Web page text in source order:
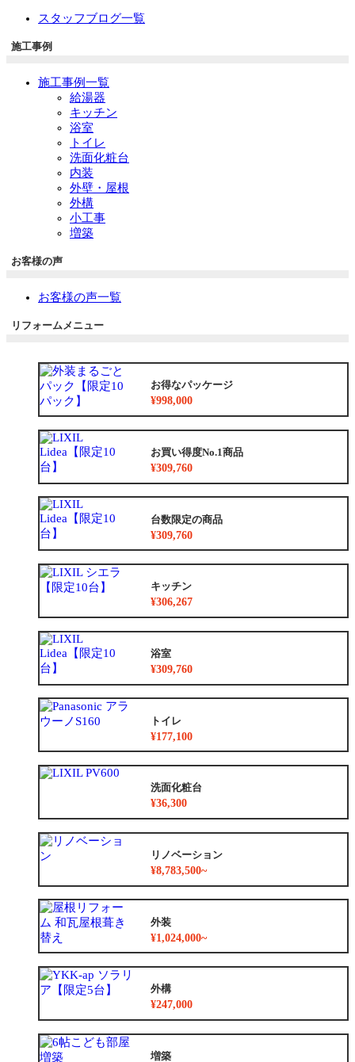
スタッフブログ一覧
施工事例
施工事例一覧
給湯器
キッチン
浴室
トイレ
洗面化粧台
内装
外壁・屋根
外構
小工事
増築
お客様の声
お客様の声一覧
リフォームメニュー
お得なパッケージ
¥998,000
お買い得度No.1商品
¥309,760
台数限定の商品
¥309,760
キッチン
¥306,267
浴室
¥309,760
トイレ
¥177,100
洗面化粧台
¥36,300
リノベーション
¥8,783,500~
外装
¥1,024,000~
外構
¥247,000
増築